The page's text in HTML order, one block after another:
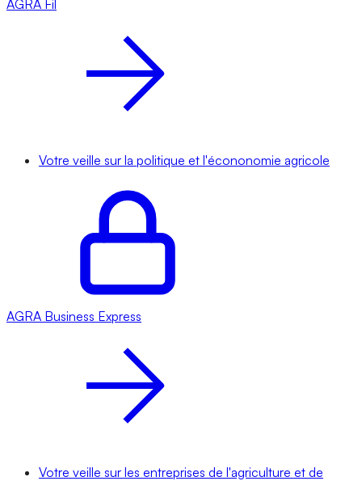
AGRA Fil
Votre veille sur la politique et l'écononomie agricole
AGRA Business Express
Votre veille sur les entreprises de l'agriculture et de